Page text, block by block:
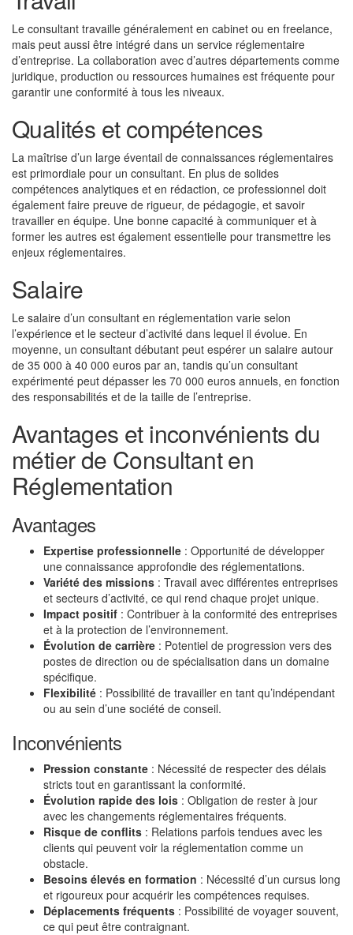
Le consultant travaille généralement en cabinet ou en freelance,
mais peut aussi être intégré dans un service réglementaire
d’entreprise. La collaboration avec d’autres départements comme
juridique, production ou ressources humaines est fréquente pour
garantir une conformité à tous les niveaux.
Qualités et compétences
La maîtrise d’un large éventail de connaissances réglementaires
est primordiale pour un consultant. En plus de solides
compétences analytiques et en rédaction, ce professionnel doit
également faire preuve de rigueur, de pédagogie, et savoir
travailler en équipe. Une bonne capacité à communiquer et à
former les autres est également essentielle pour transmettre les
enjeux réglementaires.
Salaire
Le salaire d’un consultant en réglementation varie selon
l’expérience et le secteur d’activité dans lequel il évolue. En
moyenne, un consultant débutant peut espérer un salaire autour
de 35 000 à 40 000 euros par an, tandis qu’un consultant
expérimenté peut dépasser les 70 000 euros annuels, en fonction
des responsabilités et de la taille de l’entreprise.
Avantages et inconvénients du
métier de Consultant en
Réglementation
Avantages
Expertise professionnelle : Opportunité de développer
une connaissance approfondie des réglementations.
Variété des missions : Travail avec différentes entreprises
et secteurs d’activité, ce qui rend chaque projet unique.
Impact positif : Contribuer à la conformité des entreprises
et à la protection de l’environnement.
Évolution de carrière : Potentiel de progression vers des
postes de direction ou de spécialisation dans un domaine
spécifique.
Flexibilité : Possibilité de travailler en tant qu’indépendant
ou au sein d’une société de conseil.
Inconvénients
Pression constante : Nécessité de respecter des délais
stricts tout en garantissant la conformité.
Évolution rapide des lois : Obligation de rester à jour
avec les changements réglementaires fréquents.
Risque de conflits : Relations parfois tendues avec les
clients qui peuvent voir la réglementation comme un
obstacle.
Besoins élevés en formation : Nécessité d’un cursus long
et rigoureux pour acquérir les compétences requises.
Déplacements fréquents : Possibilité de voyager souvent,
ce qui peut être contraignant.